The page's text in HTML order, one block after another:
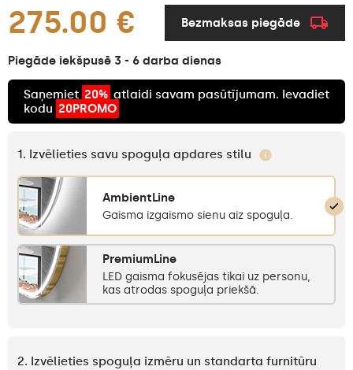
275.00 € Bezmaksas piegāde
Piegāde iekšpusē 3 - 6 darba dienas
Saņemiet 20% atlaidi savam pasūtījumam. Ievadiet
kodu 20PROMO
1. Izvēlieties savu spoguļa apdares stilu
AmbientLine
Gaisma izgaismo sienu aiz spoguļa.
PremiumLine
LED gaisma fokusējas tikai uz personu,
kas atrodas spoguļa priekšā.
2. Izvēlieties spoguļa izmēru un standarta furnitūru